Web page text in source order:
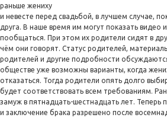
раньше жениху
и невесте перед свадьбой, в лучшем случае,
друга. В наше время им могут показать видео
пообщаться. При этом их родители сидят в
чём они говорят. Статус родителей,
родителей и другие подробности
обществе уже возможны варианты, когда
отказаться. Тогда родители опять долго
будет соответствовать всем требованиям.
замуж в пятнадцать-шестнадцать лет. Теперь
и заключение брака разрешено после